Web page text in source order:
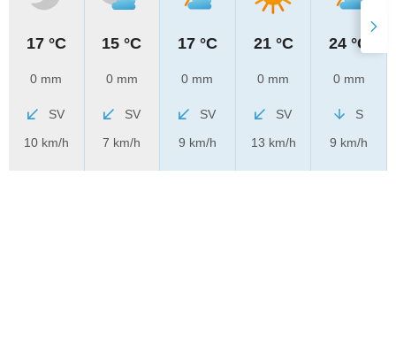
17 °C
0 mm
SV
10 km/h
15 °C
0 mm
SV
7 km/h
17 °C
0 mm
SV
9 km/h
21 °C
0 mm
SV
13 km/h
24 °C
0 mm
S
9 km/h